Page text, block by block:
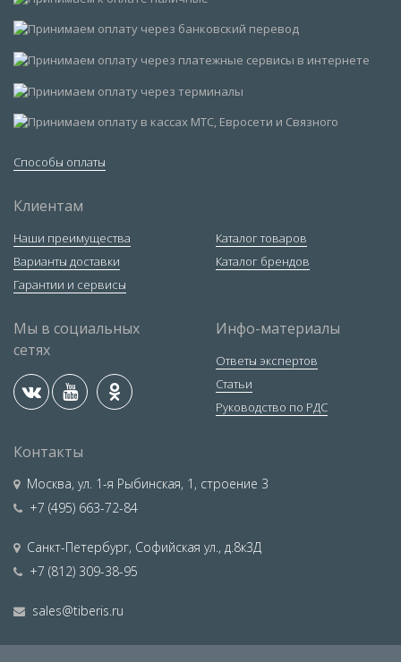
Способы оплаты
Клиентам
Наши преимущества
Варианты доставки
Гарантии и сервисы
Каталог товаров
Каталог брендов
Мы в социальных
сетях
Инфо-материалы
Ответы экспертов
Статьи
Руководство по РДС
Контакты
Москва, ул. 1-я Рыбинская, 1, строение 3
+7 (495) 663-72-84
Санкт-Петербург, Софийская ул., д.8к3Д
+7 (812) 309-38-95
sales@tiberis.ru